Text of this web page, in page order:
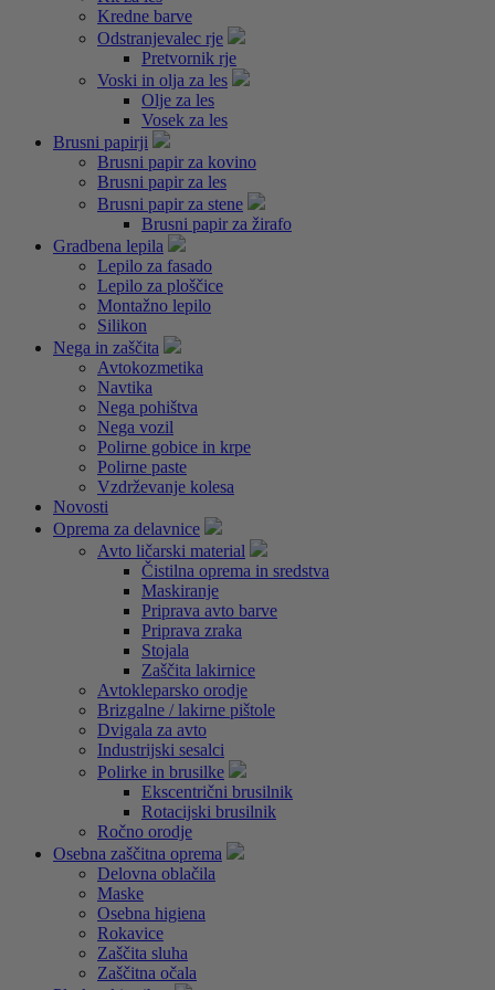
Kredne barve
Odstranjevalec rje
Pretvornik rje
Voski in olja za les
Olje za les
Vosek za les
Brusni papirji
Brusni papir za kovino
Brusni papir za les
Brusni papir za stene
Brusni papir za žirafo
Gradbena lepila
Lepilo za fasado
Lepilo za ploščice
Montažno lepilo
Silikon
Nega in zaščita
Avtokozmetika
Navtika
Nega pohištva
Nega vozil
Polirne gobice in krpe
Polirne paste
Vzdrževanje kolesa
Novosti
Oprema za delavnice
Avto ličarski material
Čistilna oprema in sredstva
Maskiranje
Priprava avto barve
Priprava zraka
Stojala
Zaščita lakirnice
Avtokleparsko orodje
Brizgalne / lakirne pištole
Dvigala za avto
Industrijski sesalci
Polirke in brusilke
Ekscentrični brusilnik
Rotacijski brusilnik
Ročno orodje
Osebna zaščitna oprema
Delovna oblačila
Maske
Osebna higiena
Rokavice
Zaščita sluha
Zaščitna očala